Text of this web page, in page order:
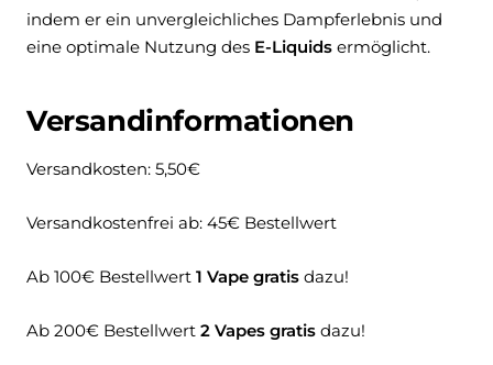
indem er ein unvergleichliches Dampferlebnis und
eine optimale Nutzung des E-Liquids ermöglicht.
Versandinformationen
Versandkosten: 5,50€
Versandkostenfrei ab: 45€ Bestellwert
Ab 100€ Bestellwert 1 Vape gratis dazu!
Ab 200€ Bestellwert 2 Vapes gratis dazu!